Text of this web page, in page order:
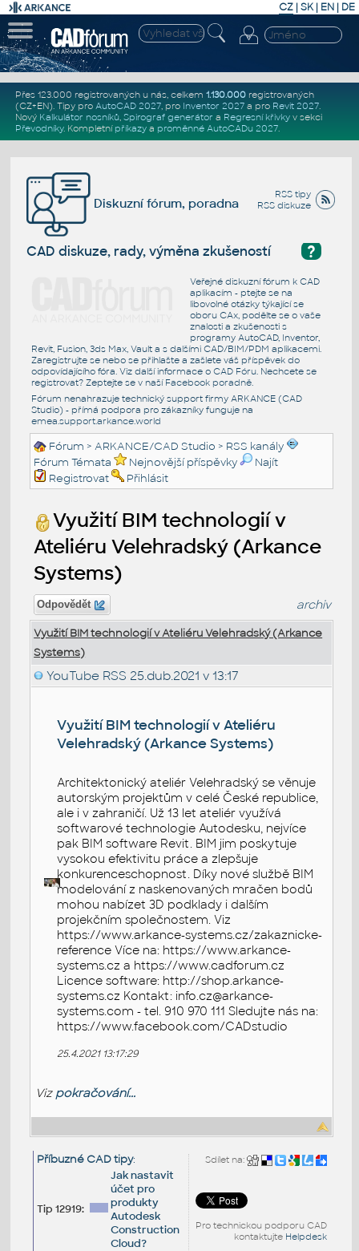
CZ | SK| EN | DE
Přes 123.000 registrovaných u nás, celkem 1.130.000registrovaných
(CZ+EN). Tipy pro AutoCAD 2027, pro Inventor 2027a pro Revit 2027.
Nový Kalkulátor nosníků, Spirograf generátor a Regresní křivkyv sekci
Převodníky. Kompletní příkazya proměnné AutoCADu 2027.
RSS tipy
RSS diskuze
Diskuzní fórum, poradna
?
CAD diskuze, rady, výměna zkušeností
Veřejné diskuzní fórum k CAD
aplikacím - ptejte se na
libovolné otázky týkající se
oboru CAx, podělte se o vaše
znalosti a zkušenosti s
programy AutoCAD, Inventor,
Revit, Fusion, 3ds Max, Vault a s dalšími CAD/BIM/PDM aplikacemi.
Zaregistrujte se nebo se přihlašte a zašlete váš příspěvek do
odpovídajícího fóra. Viz další informace o CAD Fóru. Nechcete se
registrovat? Zeptejte se v naší Facebook poradně.
Fórum nenahrazuje technický support firmy ARKANCE (CAD
Studio) - přímá podpora pro zákazníky funguje na
emea.support.arkance.world
Fórum >ARKANCE/CAD Studio > RSS kanály
Fórum Témata
Nejnovější příspěvky
Najít
Registrovat
Přihlásit
Využití BIM technologií v
Ateliéru Velehradský (Arkance
Systems)
Odpovědět archiv
Využití BIM technologií v Ateliéru Velehradský (Arkance
Systems)
YouTube RSS 25.dub.2021 v 13:17
Využití BIM technologií v Ateliéru
Velehradský (Arkance Systems)
Architektonický ateliér Velehradský se věnuje
autorským projektům v celé České republice,
ale i v zahraničí. Už 13 let ateliér využívá
softwarové technologie Autodesku, nejvíce
pak BIM software Revit. BIM jim poskytuje
vysokou efektivitu práce a zlepšuje
konkurenceschopnost. Díky nové službě BIM
modelování z naskenovaných mračen bodů
mohou nabízet 3D podklady i dalším
projekčním společnostem. Viz
https://www.arkance-systems.cz/zakaznicke-
reference Více na: https://www.arkance-
systems.cz a https://www.cadforum.cz
Licence software: http://shop.arkance-
systems.cz Kontakt: info.cz@arkance-
systems.com - tel. 910 970 111 Sledujte nás na:
https://www.facebook.com/CADstudio
25.4.2021 13:17:29
Viz pokračování...
Sdílet na:
Pro technickou podporu CAD
kontaktujte Helpdesk
Příbuzné CAD tipy:
Tip 12919:
Jak nastavit
účet pro
produkty
Autodesk
Construction
Cloud?